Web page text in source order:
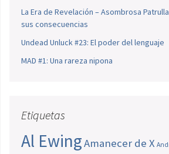
La Era de Revelación – Asombrosa
sus consecuencias
Undead Unluck #23: El poder del lenguaje
MAD #1: Una rareza nipona
Etiquetas
Al EwingAmanecer de X